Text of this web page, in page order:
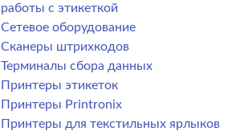
работы с этикеткой
Сетевое оборудование
Сканеры штрихкодов
Терминалы сбора данных
Принтеры этикеток
Принтеры Printronix
Принтеры для текстильных ярлыков